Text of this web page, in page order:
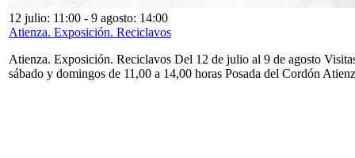
12 julio: 11:00 - 9 agosto: 14:00
Atienza. Exposición. Reciclavos
Atienza. Exposición. Reciclavos Del 12 de julio al 9 de agosto
sábado y domingos de 11,00 a 14,00 horas Posada del Cordón